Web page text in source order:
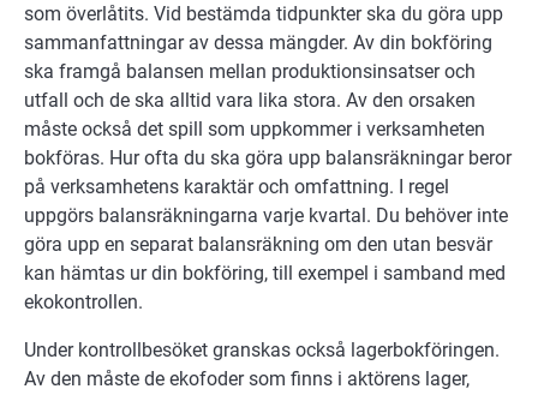
som överlåtits. Vid bestämda tidpunkter ska du göra upp
sammanfattningar av dessa mängder. Av din bokföring
ska framgå balansen mellan produktionsinsatser och
utfall och de ska alltid vara lika stora. Av den orsaken
måste också det spill som uppkommer i verksamheten
bokföras. Hur ofta du ska göra upp balansräkningar beror
på verksamhetens karaktär och omfattning. I regel
uppgörs balansräkningarna varje kvartal. Du behöver inte
göra upp en separat balansräkning om den utan besvär
kan hämtas ur din bokföring, till exempel i samband med
ekokontrollen.
Under kontrollbesöket granskas också lagerbokföringen.
Av den måste de ekofoder som finns i aktörens lager,